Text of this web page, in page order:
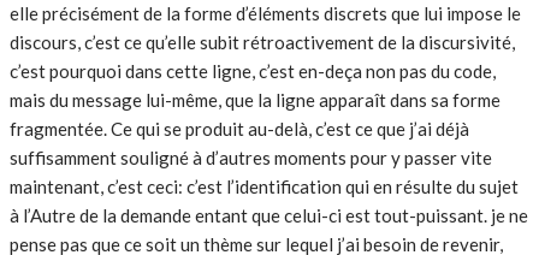
elle précisément de la forme d’éléments discrets que lui impose le
discours, c’est ce qu’elle subit rétroactivement de la discursivité,
c’est pourquoi dans cette ligne, c’est en-deça non pas du code,
mais du message lui-même, que la ligne apparaît dans sa forme
fragmentée. Ce qui se produit au-delà, c’est ce que j’ai déjà
suffisamment souligné à d’autres moments pour y passer vite
maintenant, c’est ceci: c’est l’identification qui en résulte du sujet
à l’Autre de la demande entant que celui-ci est tout-puissant. je ne
pense pas que ce soit un thème sur lequel j’ai besoin de revenir,